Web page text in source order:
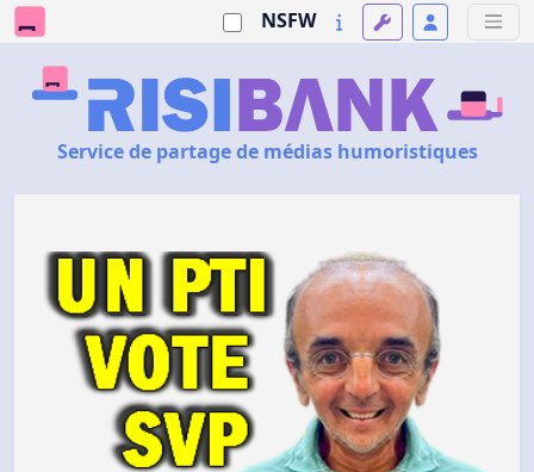
NSFW
Service de partage de médias humoristiques